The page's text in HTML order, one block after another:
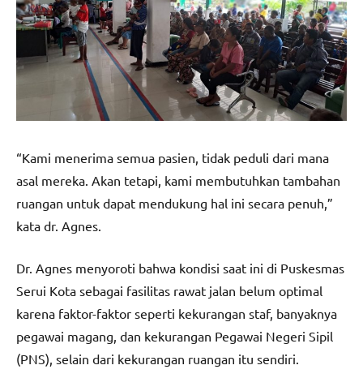
“Kami menerima semua pasien, tidak peduli dari mana
asal mereka. Akan tetapi, kami membutuhkan tambahan
ruangan untuk dapat mendukung hal ini secara penuh,”
kata dr. Agnes.
Dr. Agnes menyoroti bahwa kondisi saat ini di Puskesmas
Serui Kota sebagai fasilitas rawat jalan belum optimal
karena faktor-faktor seperti kekurangan staf, banyaknya
pegawai magang, dan kekurangan Pegawai Negeri Sipil
(PNS), selain dari kekurangan ruangan itu sendiri.